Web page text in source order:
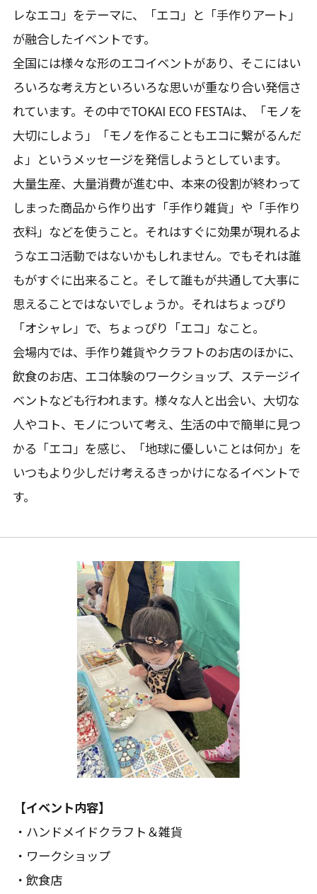
レなエコ」をテーマに、「エコ」と「手作りアート」
が融合したイベントです。
全国には様々な形のエコイベントがあり、そこにはい
ろいろな考え方といろいろな思いが重なり合い発信さ
れています。その中でTOKAI ECO FESTAは、「モノを
大切にしよう」「モノを作ることもエコに繋がるんだ
よ」というメッセージを発信しようとしています。
大量生産、大量消費が進む中、本来の役割が終わって
しまった商品から作り出す「手作り雑貨」や「手作り
衣料」などを使うこと。それはすぐに効果が現れるよ
うなエコ活動ではないかもしれません。でもそれは誰
もがすぐに出来ること。そして誰もが共通して大事に
思えることではないでしょうか。それはちょっぴり
「オシャレ」で、ちょっぴり「エコ」なこと。
会場内では、手作り雑貨やクラフトのお店のほかに、
飲食のお店、エコ体験のワークショップ、ステージイ
ベントなども行われます。様々な人と出会い、大切な
人やコト、モノについて考え、生活の中で簡単に見つ
かる「エコ」を感じ、「地球に優しいことは何か」を
いつもより少しだけ考えるきっかけになるイベントで
す。
【イベント内容】
・ハンドメイドクラフト＆雑貨
・ワークショップ
・飲食店